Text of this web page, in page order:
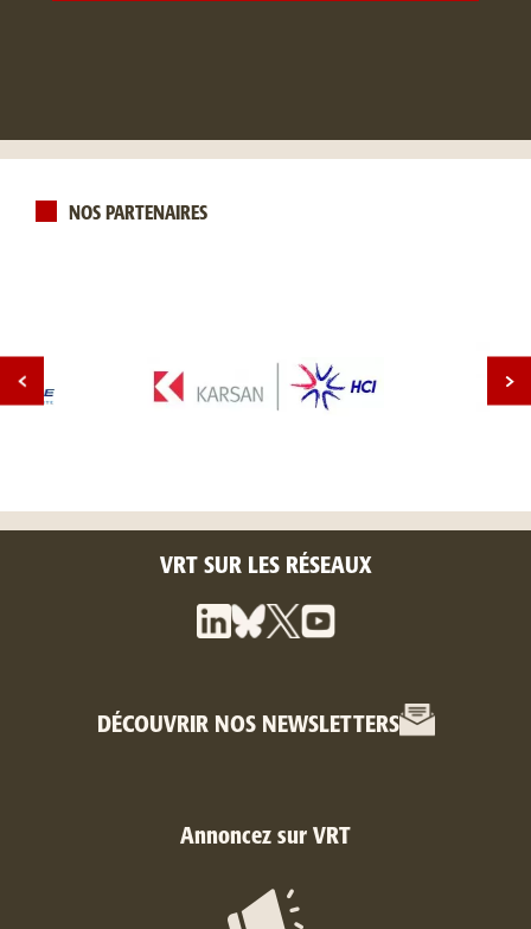
NOS PARTENAIRES
VRT SUR LES RÉSEAUX
DÉCOUVRIR NOS NEWSLETTERS
Annoncez sur VRT